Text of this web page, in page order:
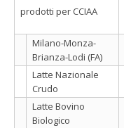
prodotti per CCIAA
Milano-Monza-
Brianza-Lodi (FA)
Latte Nazionale
Crudo
Latte Bovino
Biologico